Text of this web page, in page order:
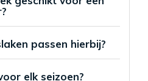
passen hierbij?
elk seizoen?